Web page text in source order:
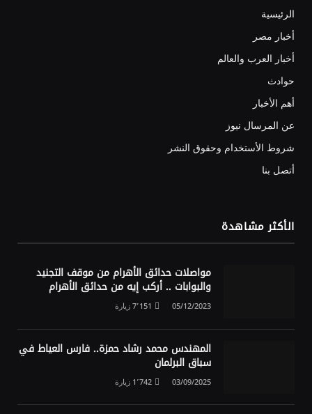
الرئيسية
أخبار مصر
أخبار العرب والعالم
حوادث
أهم الأخبار
عن المرسال نيوز
شروط الأستخدام وحقوق النشر
أتصل بنا
الأكثر مشاهدة
مواصلات حدائق الأهرام من موقف التجنيد
والبوابات .. أركب إيه من حدائق الأهرام
05/12/2023 7٬151زيارة
المهندس محمد رشاد حمزة.. فارس العياط في
سباق البرلمان
03/09/2025 1٬742زيارة